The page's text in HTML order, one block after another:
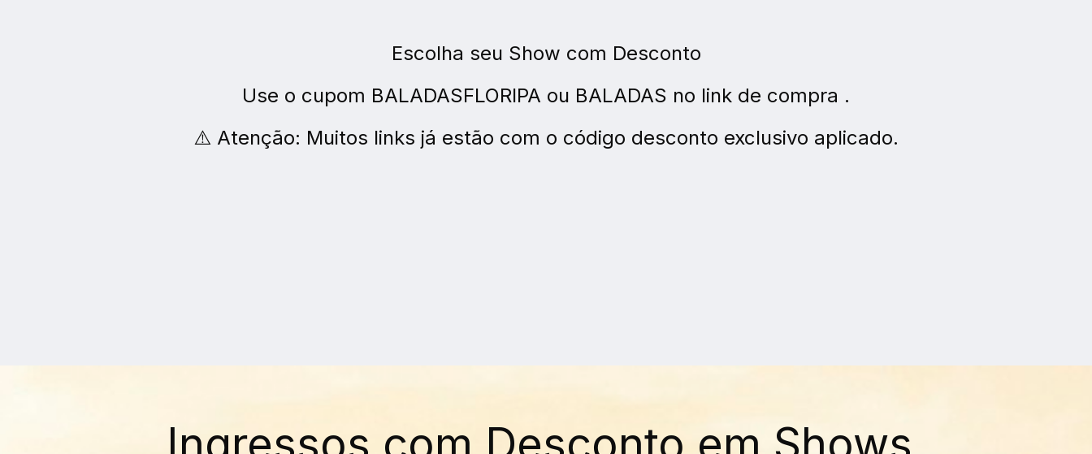
Escolha seu Show com Desconto
Use o cupom BALADASFLORIPA ou BALADAS no link de compra .
⚠️ Atenção: Muitos links já estão com o código desconto exclusivo aplicado.